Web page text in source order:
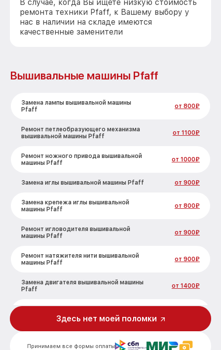
В случае, когда Вы ищете низкую стоимость
ремонта техники Pfaff, к Вашему выбору у
нас в наличии на складе имеются
качественные заменители
Вышивальные машины Pfaff
Замена лампы вышивальной машины
Pfaff
от 800₽
Ремонт петлеобразующего механизма
вышивальной машины Pfaff
от 1100₽
Ремонт ножного привода вышивальной
машины Pfaff
от 1000₽
Замена иглы вышивальной машины Pfaff от 900₽
Замена крепежа иглы вышивальной
машины Pfaff
от 800₽
Ремонт игловодителя вышивальной
машины Pfaff
от 900₽
Ремонт натяжителя нити вышивальной
машины Pfaff
от 900₽
Замена двигателя вышивальной машины
Pfaff
от 1400₽
машины Pfaff
вышивальной машины Pfaff
от 900₽
Принимаем все формы оплаты
Здесь нет моей поломки